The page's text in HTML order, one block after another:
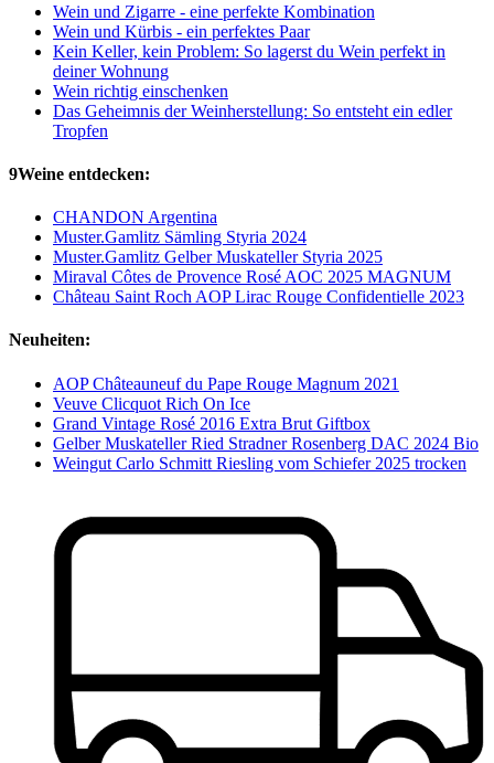
Wein und Zigarre - eine perfekte Kombination
Wein und Kürbis - ein perfektes Paar
Kein Keller, kein Problem: So lagerst du Wein perfekt in
deiner Wohnung
Wein richtig einschenken
Das Geheimnis der Weinherstellung: So entsteht ein edler
Tropfen
9Weine entdecken:
CHANDON Argentina
Muster.Gamlitz Sämling Styria 2024
Muster.Gamlitz Gelber Muskateller Styria 2025
Miraval Côtes de Provence Rosé AOC 2025 MAGNUM
Château Saint Roch AOP Lirac Rouge Confidentielle 2023
Neuheiten:
AOP Châteauneuf du Pape Rouge Magnum 2021
Veuve Clicquot Rich On Ice
Grand Vintage Rosé 2016 Extra Brut Giftbox
Gelber Muskateller Ried Stradner Rosenberg DAC 2024 Bio
Weingut Carlo Schmitt Riesling vom Schiefer 2025 trocken